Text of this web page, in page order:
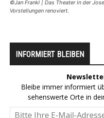
©Jan Frankl | Das Theater in der
Vorstellungen renoviert.
INFORMIERT BLEIBEN
Bleibe immer informiert
sehenswerte Orte in